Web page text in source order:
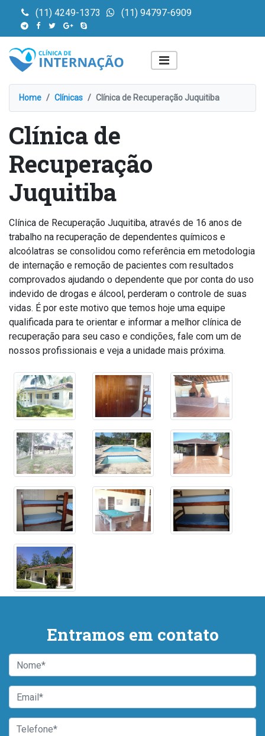
(11) 4249-1373 (11) 94797-6909
Home Clínicas Clínica de Recuperação Juquitiba
Clínica de
Recuperação
Juquitiba
Clínica de Recuperação Juquitiba, através de 16 anos de
trabalho na recuperação de dependentes químicos e
alcoólatras se consolidou como referência em metodologia
de internação e remoção de pacientes com resultados
comprovados ajudando o dependente que por conta do uso
indevido de drogas e álcool, perderam o controle de suas
vidas. É por este motivo que temos hoje uma equipe
qualificada para te orientar e informar a melhor clínica de
recuperação para seu caso e condições, fale com um de
nossos profissionais e veja a unidade mais próxima.
Entramos em contato